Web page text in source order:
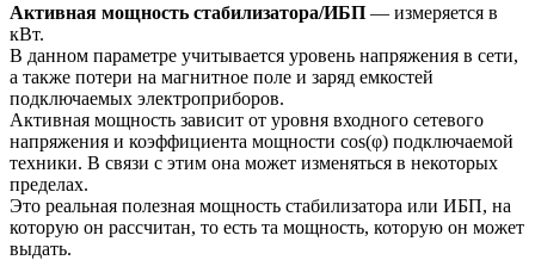
Активная мощность стабилизатора/ИБП — измеряется в
кВт.
В данном параметре учитывается уровень напряжения в сети,
а также потери на магнитное поле и заряд емкостей
подключаемых электроприборов.
Активная мощность зависит от уровня входного сетевого
напряжения и коэффициента мощности cos(φ) подключаемой
техники. В связи с этим она может изменяться в некоторых
пределах.
Это реальная полезная мощность стабилизатора или ИБП, на
которую он рассчитан, то есть та мощность, которую он может
выдать.